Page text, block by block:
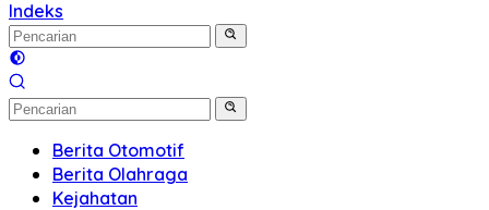
Indeks
Berita Otomotif
Berita Olahraga
Kejahatan